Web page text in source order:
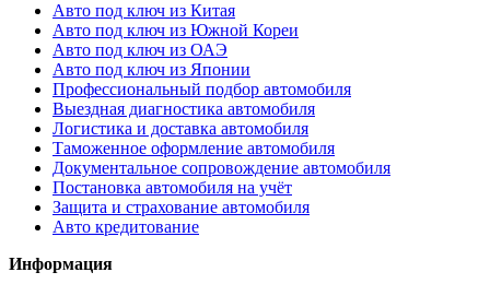
Авто под ключ из Китая
Авто под ключ из Южной Кореи
Авто под ключ из ОАЭ
Авто под ключ из Японии
Профессиональный подбор автомобиля
Выездная диагностика автомобиля
Логистика и доставка автомобиля
Таможенное оформление автомобиля
Документальное сопровождение автомобиля
Постановка автомобиля на учёт
Защита и страхование автомобиля
Авто кредитование
Информация